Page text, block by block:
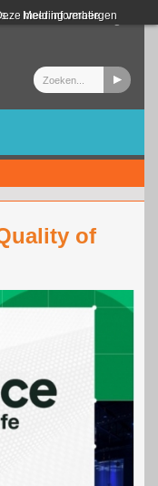
Meer informatie
melding verbergen
Login
of